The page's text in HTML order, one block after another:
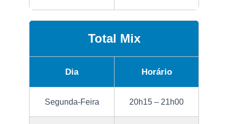
Total Mix
Dia Horário
Segunda-Feira 20h15 – 21h00